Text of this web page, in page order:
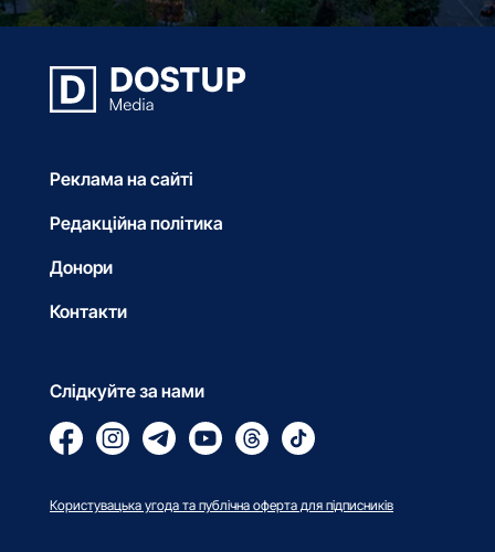
Реклама на сайті
Редакційна політика
Донори
Контакти
Слідкуйте за нами
Користувацька угода та публічна оферта для підписників